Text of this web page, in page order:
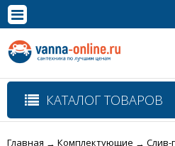
Полная версия сайта
КАТАЛОГ ТОВАРОВ
Главная → Комплектующие → Слив-